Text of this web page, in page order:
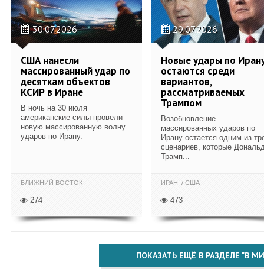
30.07.2026
США нанесли
массированный удар по
десяткам объектов
КСИР в Иране
В ночь на 30 июля
американские силы провели
новую массированную волну
ударов по Ирану.
БЛИЖНИЙ ВОСТОК
274
29.07.2026
Новые удары по
остаются среди
вариантов,
рассматриваемых
Трампом
Возобновление
массированных ударов по
Ирану остается одним из
сценариев, которые
Трамп...
ИРАН США
473
ПОКАЗАТЬ ЕЩЁ В РАЗДЕЛЕ "В